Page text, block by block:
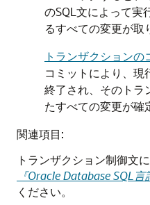
のSQL文によって実
るすべての変更が取
トランザクションの
コミットにより、現
終了され、そのトラ
たすべての変更が確
関連項目:
トランザクション制御文
『Oracle Database SQL
ください。